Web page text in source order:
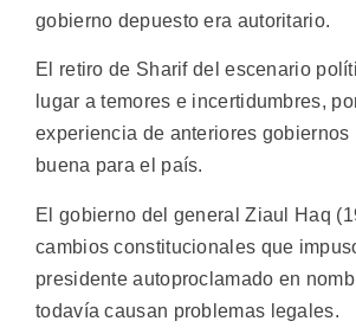
gobierno depuesto era autoritario.
El retiro de Sharif del escenario
lugar a temores e incertidumbres,
experiencia de anteriores gobiernos
buena para el país.
El gobierno del general Ziaul Haq
cambios constitucionales que
presidente autoproclamado en
todavía causan problemas legales.